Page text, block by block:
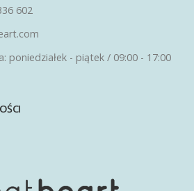
602
poniedziałek - piątek / 09:00 - 17:00